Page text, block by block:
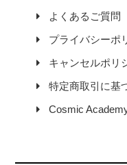
よくあるご質問
プライバシーポ
キャンセルポリ
特定商取引に基
Cosmic